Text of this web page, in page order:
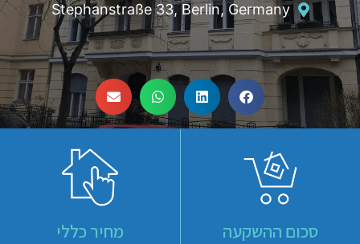
Stephanstraße 33, Berlin, Germany
סכום ההשקעה מחיר כללי